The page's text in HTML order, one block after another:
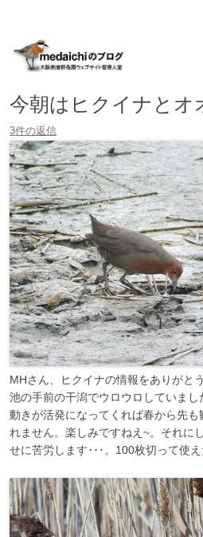
移
動
今朝はヒクイナとオ
3件の返信
MHさん、ヒクイナの情報をありがと
池の手前の干潟でウロウロしていまし
動きが活発になってくれば春から先
れません。楽しみですねえ~。それに
せに苦労します･･･。100枚切って使